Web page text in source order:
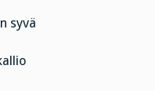
syvä